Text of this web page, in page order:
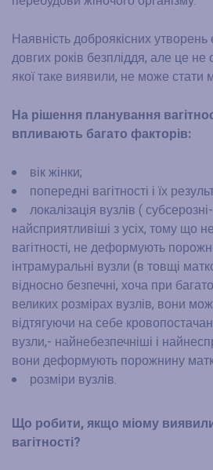
Наявність доброякісних
довгих років безпліддя, але це не
якої таке виявили, не може стати
На рішення планування
впливають багато факторів:
вік жінки;
попередні вагітності і їх
локалізація вузлів (
найсприятливіші з усіх, тому що
вагітності, не деформують
інтрамуральні вузли (в товщі
відносно безпечні, хоча при
великих розмірах вузлів, вони
відтягуючи на себе
вузли,- найнебезпечніші і
вони деформують порожнину
розміри вузлів.
Що робити, якщо міому
вагітності?